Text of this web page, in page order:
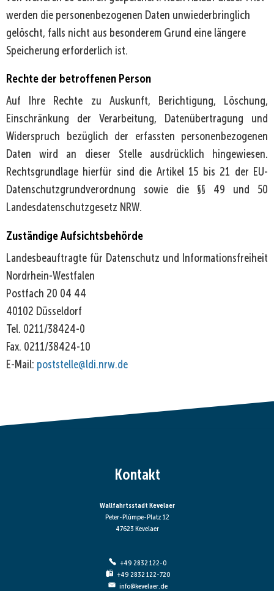
werden die personenbezogenen Daten unwiederbringlich
gelöscht, falls nicht aus besonderem Grund eine längere
Speicherung erforderlich ist.
Rechte der betroffenen Person
Auf Ihre Rechte zu Auskunft, Berichtigung, Löschung,
Einschränkung der Verarbeitung, Datenübertragung und
Widerspruch bezüglich der erfassten personenbezogenen
Daten wird an dieser Stelle ausdrücklich hingewiesen.
Rechtsgrundlage hierfür sind die Artikel 15 bis 21 der EU-
Datenschutzgrundverordnung sowie die §§ 49 und 50
Landesdatenschutzgesetz NRW.
Zuständige Aufsichtsbehörde
Landesbeauftragte für Datenschutz und Informationsfreiheit
Nordrhein-Westfalen
Postfach 20 04 44
40102 Düsseldorf
Tel. 0211/38424-0
Fax. 0211/38424-10
E-Mail: poststelle@ldi.nrw.de
Kontakt
Wallfahrtsstadt Kevelaer
Peter-Plümpe-Platz 12
47623 Kevelaer
+49 2832 122-0
+49 2832 122-720
info@kevelaer.de